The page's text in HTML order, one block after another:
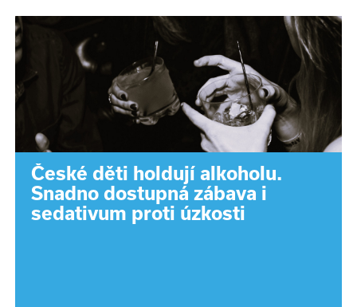
České děti holdují alkoholu.
Snadno dostupná zábava i
sedativum proti úzkosti